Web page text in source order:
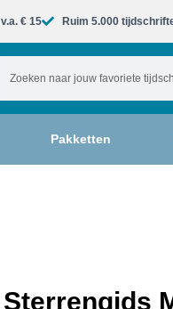
€ 15 Ruim 5.000
Pakketten
Sterrengids